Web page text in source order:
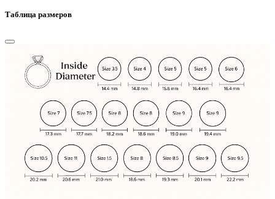
Таблица размеров